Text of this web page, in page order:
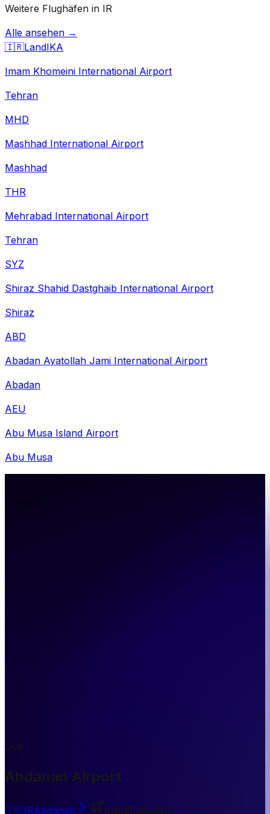
Weitere Flughäfen in IR
Alle ansehen →
🇮🇷LandIKA
Imam Khomeini International Airport
Tehran
MHD
Mashhad International Airport
Mashhad
THR
Mehrabad International Airport
Tehran
SYZ
Shiraz Shahid Dastghaib International Airport
Shiraz
ABD
Abadan Ayatollah Jami International Airport
Abadan
AEU
Abu Musa Island Airport
Abu Musa
Live
Abdanan Airport
🇮🇷IRAbdanan
Kleinflughafen